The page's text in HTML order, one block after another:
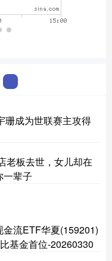
珊成为世联赛主攻得
老板去世，女儿却在
一辈子
流ETF华夏(159201)
基金首位-20260330